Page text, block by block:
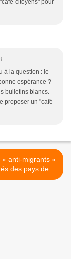
citoyens" pour
à la question : le
espérance ?
bulletins blancs.
proposer un "café-
« anti-migrants »
des pays des
Calais, des